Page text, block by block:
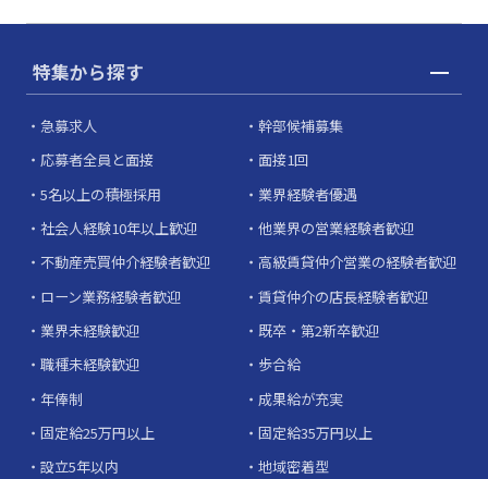
特集から探す
急募求人
幹部候補募集
応募者全員と面接
面接1回
5名以上の積極採用
業界経験者優遇
社会人経験10年以上歓迎
他業界の営業経験者歓迎
不動産売買仲介経験者歓迎
高級賃貸仲介営業の経験者歓迎
ローン業務経験者歓迎
賃貸仲介の店長経験者歓迎
業界未経験歓迎
既卒・第2新卒歓迎
職種未経験歓迎
歩合給
年俸制
成果給が充実
固定給25万円以上
固定給35万円以上
設立5年以内
地域密着型